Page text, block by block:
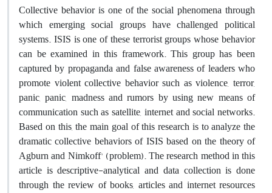
Collective behavior is one of the social phenomena through
which emerging social groups have challenged political
systems. ISIS is one of these terrorist groups whose behavior
can be examined in this framework. This group has been
captured by propaganda and false awareness of leaders who
promote violent collective behavior such as violence, terror,
panic, panic, madness and rumors by using new means of
communication such as satellite, internet and social networks.
Based on this, the main goal of this research is to analyze the
dramatic collective behaviors of ISIS based on the theory of
Agburn and Nimkoff' (problem). The research method in this
article is descriptive-analytical and data collection is done
through the review of books, articles and internet resources